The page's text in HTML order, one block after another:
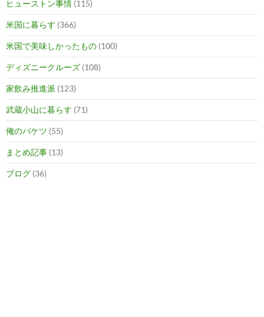
ヒューストン事情 (115)
米国に暮らす (366)
米国で美味しかったもの (100)
ディズニークルーズ (108)
家飲み推進派 (123)
武蔵小山に暮らす (71)
俺のバケツ (55)
まとめ記事 (13)
ブログ (36)